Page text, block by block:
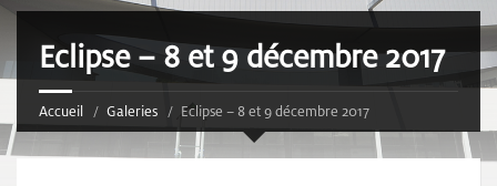
Eclipse – 8 et 9 décembre 2017
Accueil Galeries Eclipse – 8 et 9 décembre 2017